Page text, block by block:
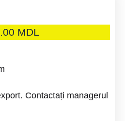
MDL
Contactați managerul